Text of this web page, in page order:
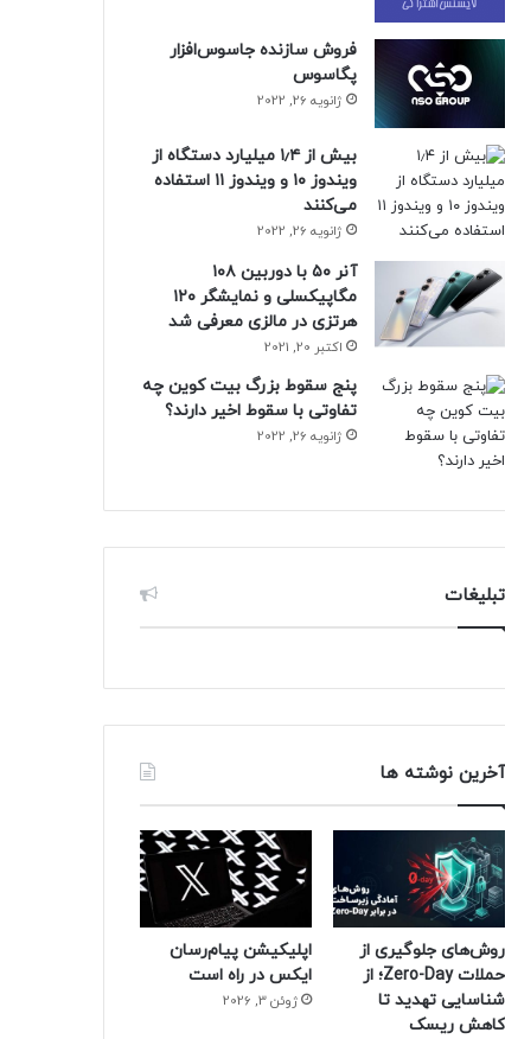
فروش سازنده جاسوس‌افزار
پگاسوس
ژانویه 26, 2022
بیش از ۱٫۴ میلیارد دستگاه از
ویندوز ۱۰ و ویندوز ۱۱ استفاده
می‌کنند
ژانویه 26, 2022
آنر ۵۰ با دوربین ۱۰۸
مگاپیکسلی و نمایشگر ۱۲۰
هرتزی در مالزی معرفی شد
اکتبر 20, 2021
پنج سقوط بزرگ بیت کوین چه
تفاوتی با سقوط اخیر دارند؟
ژانویه 26, 2022
تبلیغات
آخرین نوشته ها
روش‌های جلوگیری از
حملات Zero-Day؛ از
شناسایی تهدید تا
کاهش ریسک
اپلیکیشن پیام‌رسان
ایکس در راه است
ژوئن 3, 2026